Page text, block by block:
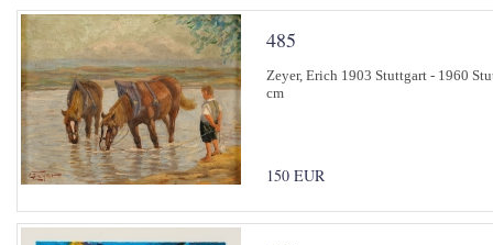
485
Zeyer, Erich 1903 Stuttgart - 1960
cm
150 EUR